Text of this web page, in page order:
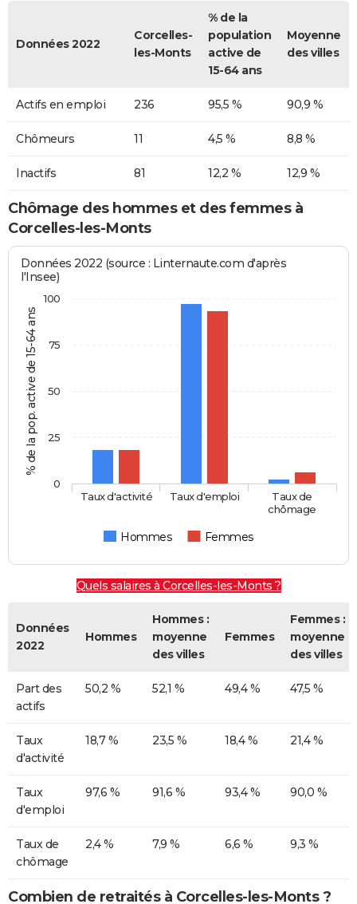
Données 2022
Corcelles-
les-Monts
% de la
population
active de
15-64 ans
Moyenne
des villes
Actifs en emploi 236 95,5 % 90,9 %
Chômeurs 11 4,5 % 8,8 %
Inactifs 81 12,2 % 12,9 %
Chômage des hommes et des femmes à
Corcelles-les-Monts
% de la pop. active de 15-64 ans
Données 2022 (source : Linternaute.com d'après
l'Insee)
Hommes Femmes
Taux d'activité Taux d'emploi
Taux de
chômage
0
25
50
75
100
Quels salaires à Corcelles-les-Monts ?
Données
2022
Hommes
Hommes :
moyenne
des villes
Femmes
Femmes :
moyenne
des villes
Part des
actifs
50,2 % 52,1 % 49,4 % 47,5 %
Taux
d'activité
18,7 % 23,5 % 18,4 % 21,4 %
Taux
d'emploi
97,6 % 91,6 % 93,4 % 90,0 %
Taux de
chômage
2,4 % 7,9 % 6,6 % 9,3 %
Combien de retraités à Corcelles-les-Monts ?